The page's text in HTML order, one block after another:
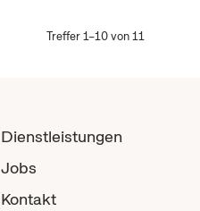
Treffer 1–10 von 11
Dienstleistungen
Jobs
Kontakt